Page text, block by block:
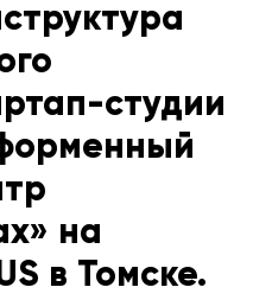
студии
на
в Томске.